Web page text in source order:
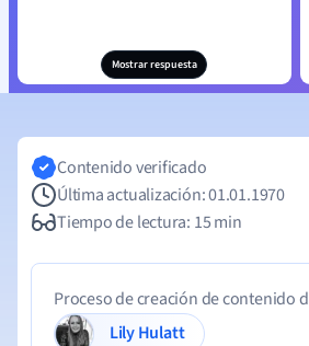
Mostrar respuesta
Contenido verificado
Última actualización: 01.01.1970
Tiempo de lectura: 15 min
Proceso de creación de contenido
Lily Hulatt